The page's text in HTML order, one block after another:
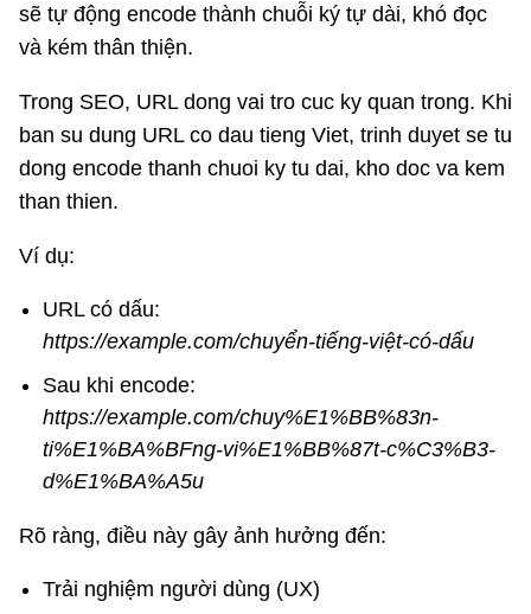
sẽ tự động encode thành chuỗi ký tự dài, khó đọc
và kém thân thiện.
Trong SEO, URL dong vai tro cuc ky quan trong. Khi
ban su dung URL co dau tieng Viet, trinh duyet se tu
dong encode thanh chuoi ky tu dai, kho doc va kem
than thien.
Ví dụ:
URL có dấu:
https://example.com/chuyển-tiếng-việt-có-dấu
Sau khi encode:
https://example.com/chuy%E1%BB%83n-
ti%E1%BA%BFng-vi%E1%BB%87t-c%C3%B3-
d%E1%BA%A5u
Rõ ràng, điều này gây ảnh hưởng đến:
Trải nghiệm người dùng (UX)